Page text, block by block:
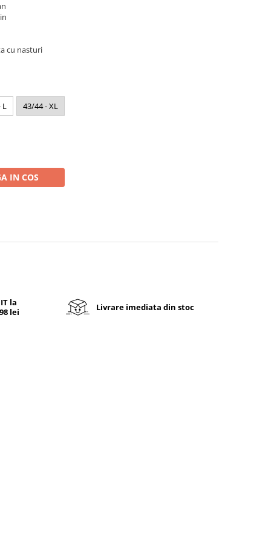
cu nasturi
L 43/44 - XL
IN COS
la
lei
Livrare imediata din stoc